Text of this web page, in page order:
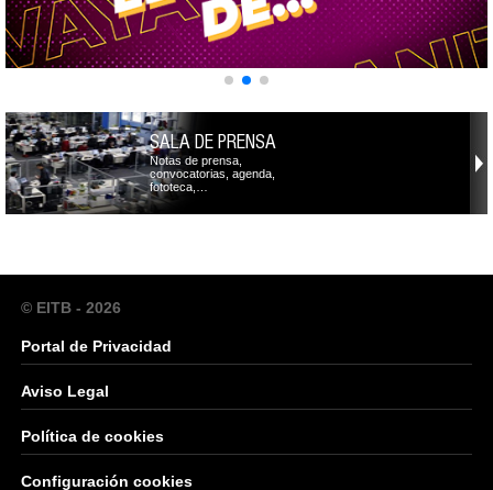
SALA DE PRENSA
Notas de prensa,
convocatorias, agenda,
fototeca,…
© EITB - 2026
Portal de Privacidad
Aviso Legal
Política de cookies
Configuración cookies